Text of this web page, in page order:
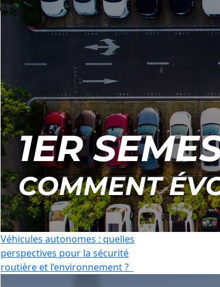
Véhicules autonomes : quelles
perspectives pour la sécurité
routière et l’environnement ?